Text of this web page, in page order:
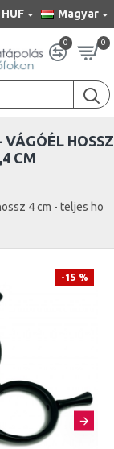
HUF Magyar
0 0
4 cm - teljes ho
HOSSZ
CM
-15 %